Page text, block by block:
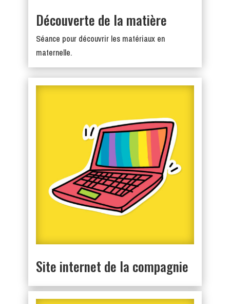
Découverte de la matière
Séance pour découvrir les matériaux en
maternelle.
Site internet de la compagnie